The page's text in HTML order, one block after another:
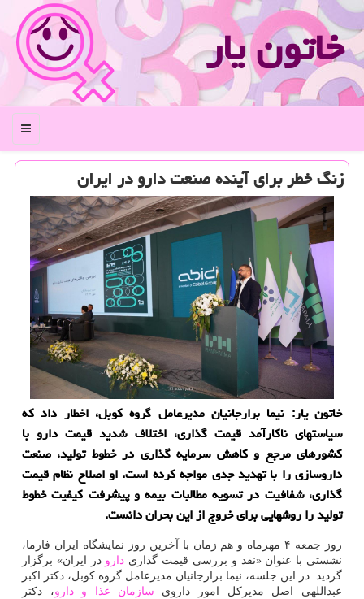
خاتون یار
منو
زنگ خطر برای آینده صنعت دارو در ایران
خاتون یار: نیما برارجانیان مدیرعامل گروه کوبل، اخطار داد که
سیاستهای ناکارآمد قیمت گذاری، اختلاف شدید قیمت دارو با
کشورهای مرجع و کاهش سرمایه گذاری در خطوط تولید، صنعت
داروسازی را با تهدید جدی مواجه کرده است. او اصلاح نظام قیمت
گذاری، شفافیت در تسویه مطالبات بیمه و پیشرفت کیفیت خطوط
تولید را روشهایی برای خروج از این بحران دانست.
روز جمعه ۴ مهرماه و هم زمان با آخرین روز نمایشگاه ایران فارما،
نشستی با عنوان «نقد و بررسی قیمت گذاری دارو در ایران» برگزار
گردید. در این جلسه، نیما برارجانیان مدیرعامل گروه کوبل، دکتر اکبر
عبداللهی اصل مدیرکل امور داروی سازمان غذا و دارو، دکتر